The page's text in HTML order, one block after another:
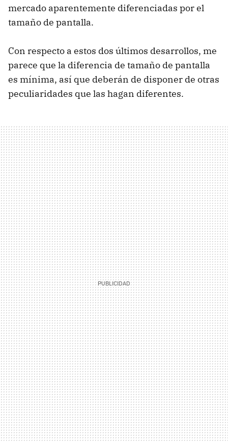
mercado aparentemente diferenciadas por el
tamaño de pantalla.
Con respecto a estos dos últimos desarrollos, me
parece que la diferencia de tamaño de pantalla
es mínima, así que deberán de disponer de otras
peculiaridades que las hagan diferentes.